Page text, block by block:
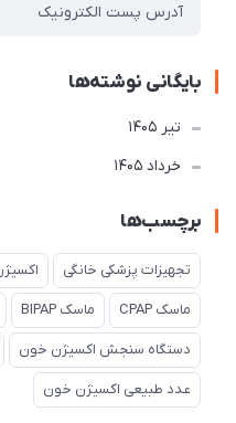
بایگانی نوشته‌ها
تير 1405
خرداد 1405
برچسب‌ها
تجهیزات پزشکی خانگی
ماسک CPAP ماسک BIPAP
دستگاه سنجش اکسیژن خون
عدد طبیعی اکسیژن خون